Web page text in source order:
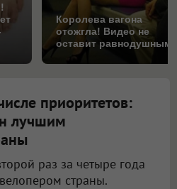
Королева вагона
отожгла! Видео не
оставит равнодушным
приоритетов:
лучшим
раз за четыре года
страны.